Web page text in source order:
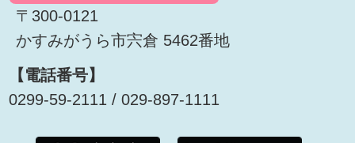
〒300-0121
かすみがうら市宍倉 5462番地
【電話番号】
0299-59-2111 / 029-897-1111